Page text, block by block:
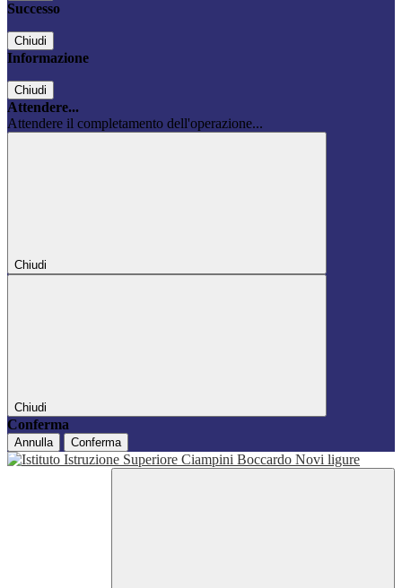
Successo
Chiudi
Informazione
Chiudi
Attendere...
Attendere il completamento dell'operazione...
Chiudi
Chiudi
Conferma
Annulla Conferma